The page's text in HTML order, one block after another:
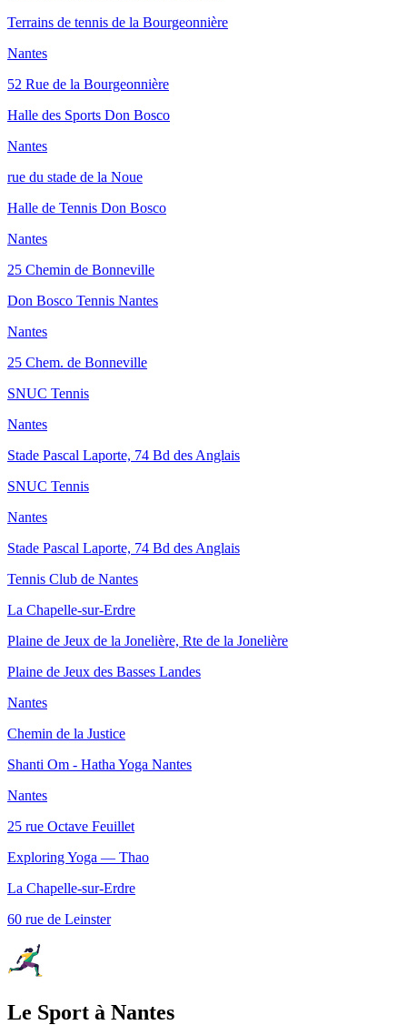
Terrains de tennis de la Bourgeonnière
Nantes
52 Rue de la Bourgeonnière
Halle des Sports Don Bosco
Nantes
rue du stade de la Noue
Halle de Tennis Don Bosco
Nantes
25 Chemin de Bonneville
Don Bosco Tennis Nantes
Nantes
25 Chem. de Bonneville
SNUC Tennis
Nantes
Stade Pascal Laporte, 74 Bd des Anglais
SNUC Tennis
Nantes
Stade Pascal Laporte, 74 Bd des Anglais
Tennis Club de Nantes
La Chapelle-sur-Erdre
Plaine de Jeux de la Jonelière, Rte de la Jonelière
Plaine de Jeux des Basses Landes
Nantes
Chemin de la Justice
Shanti Om - Hatha Yoga Nantes
Nantes
25 rue Octave Feuillet
Exploring Yoga — Thao
La Chapelle-sur-Erdre
60 rue de Leinster
Le Sport à Nantes